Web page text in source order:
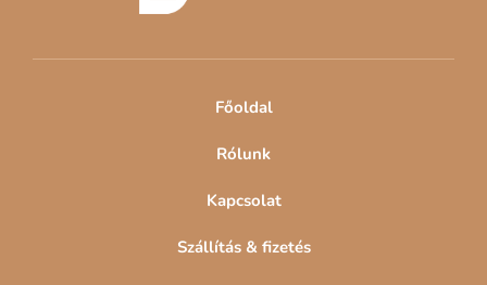
Főoldal
Rólunk
Kapcsolat
Szállítás & fizetés